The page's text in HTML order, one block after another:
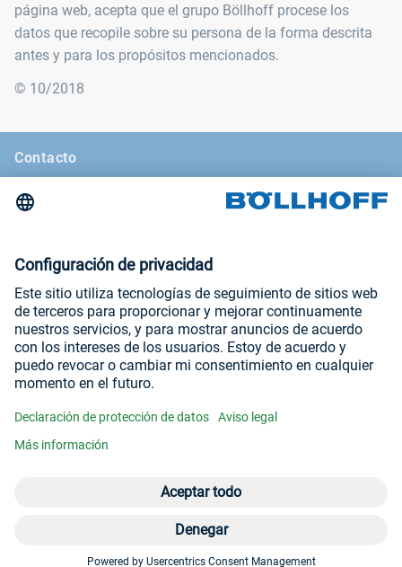
página web, acepta que el grupo Böllhoff procese los
datos que recopile sobre su persona de la forma descrita
antes y para los propósitos mencionados.
© 10/2018
Contacto
Noticias
Ferias comerciales y seminarios
Aviso legal
Condiciones generales de venta
Declaración de protección de datos